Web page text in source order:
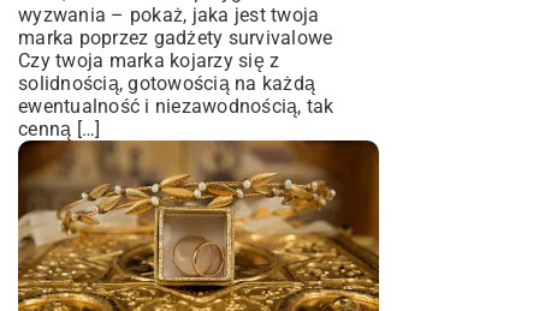
wyzwania – pokaż, jaka jest twoja
marka poprzez gadżety survivalowe
Czy twoja marka kojarzy się z
solidnością, gotowością na każdą
ewentualność i niezawodnością, tak
cenną […]